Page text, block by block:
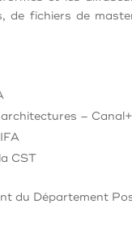
de fichiers de
– Canal+
CST
du Département